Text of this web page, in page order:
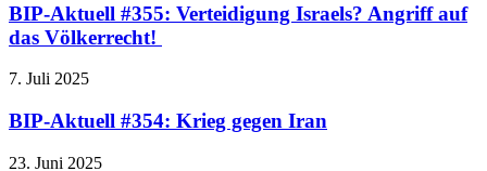
BIP-Aktuell #355: Verteidigung Israels? Angriff auf
das Völkerrecht!
7. Juli 2025
BIP-Aktuell #354: Krieg gegen Iran
23. Juni 2025